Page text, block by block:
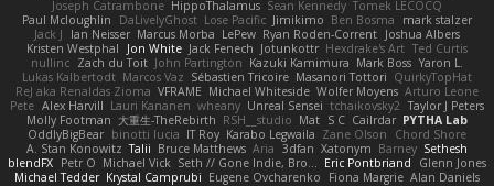
Joseph Catrambone HippoThalamus Sean Kennedy Tomek LECOCQ
Paul Mcloughlin
DaLivelyGhost Lose Pacific Jimikimo Ben Bosma
mark stalzer
Jack J
Ian Neisser Marcus Morba LePew Ryan Roden-Corrent Joshua Albers
Kristen Westphal
Jon White Jack Fenech Jotunkottr Hexdrake's Art Ted Curtis
nullinc Zach du Toit John Partington Kazuki Kamimura Mark Boss Yaron L.
Lukas Kalbertodt Marcos Vaz Sébastien Tricoire Masanori Tottori QuirkyTopHat
ReJ aka Renaldas Zioma VFRAME Michael Whiteside Wolfer Moyens Arturo Leone
Pete Alex Harvill Lauri Kananen wheany Unreal Sensei tchaikovsky2 Taylor J Peters
Molly Footman 大重生-TheRebirth RSH__studio Mat S C Cailrdar PYTHA Lab
OddlyBigBear binotti lucia IT Roy Karabo Legwaila Zane Olson
Chord Shore
A. Stan Konowitz Talii Bruce Matthews Aria 3dfan Xatonym Barney Sethesh
blendFX Petr O Michael Vick Seth // Gone Indie, Bro... Eric Pontbriand
Glenn Jones
Michael Tedder Krystal Camprubi Eugene Ovcharenko Fiona Margrie Alan Daniels